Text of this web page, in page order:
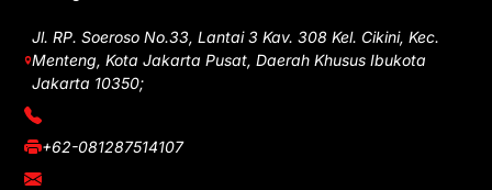
Jl. RP. Soeroso No.33, Lantai 3 Kav. 308 Kel. Cikini, Kec.
Menteng, Kota Jakarta Pusat, Daerah Khusus Ibukota
Jakarta 10350;
(021) 3908026
+62-081287514107
adm@iawnews.com